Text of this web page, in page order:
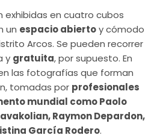
en cuatro cubos
un espacio abiertoy cómodo
Arcos. Se pueden recorrer
y gratuita, por supuesto. En
las fotografías que forman
tomadas por profesionales
mundial como Paolo
Raymon Depardon,
García Rodero.